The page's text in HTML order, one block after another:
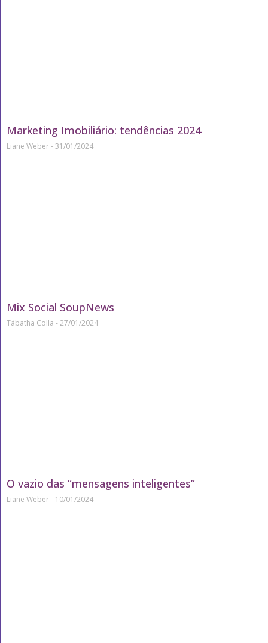
Marketing Imobiliário: tendências 2024
Liane Weber 31/01/2024
Mix Social SoupNews
Tábatha Colla 27/01/2024
O vazio das “mensagens inteligentes”
Liane Weber 10/01/2024